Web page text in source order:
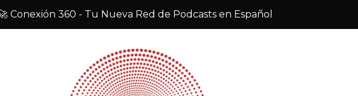
Conexión 360 - Tu Nueva Red de Podcasts en Español